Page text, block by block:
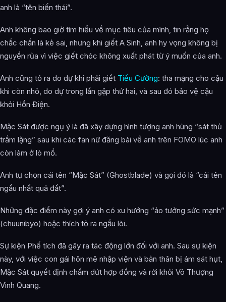
anh là “tên biến thái”.
Anh không bao giờ tìm hiểu về mục tiêu của mình, tin rằng họ
chắc chắn là kẻ sai, nhưng khi giết A Sinh, anh hy vọng không bị
nguyền rủa vì việc giết chóc không xuất phát từ ý muốn của anh.
Anh cũng tỏ ra do dự khi phải giết Tiểu Cường: tha mạng cho cậu
khi còn nhỏ, do dự trong lần gặp thứ hai, và sau đó bảo vệ cậu
khỏi Hồn Điện.
Mặc Sát được ngụ ý là đã xây dựng hình tượng anh hùng “sát thủ
trầm lặng” sau khi các fan nữ đăng bài về anh trên FOMO lúc anh
còn làm ở lò mổ.
Anh tự chọn cái tên “Mặc Sát” (Ghostblade) và gọi đó là “cái tên
ngầu nhất quả đất”.
Những đặc điểm này gợi ý anh có xu hướng “ảo tưởng sức mạnh”
(chuunibyo) hoặc thích tỏ ra ngầu lòi.
Sự kiện Phế tích đã gây ra tác động lớn đối với anh. Sau sự kiện
này, với việc con gái hôn mê nhập viện và bản thân bị ám sát hụt,
Mặc Sát quyết định chấm dứt hợp đồng và rời khỏi Vô Thượng
Vinh Quang.